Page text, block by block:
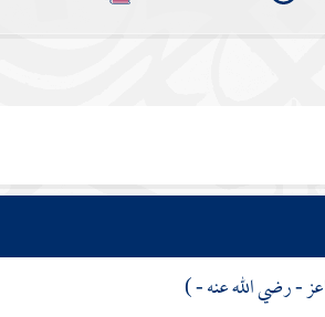
- رضي الله عنه - )